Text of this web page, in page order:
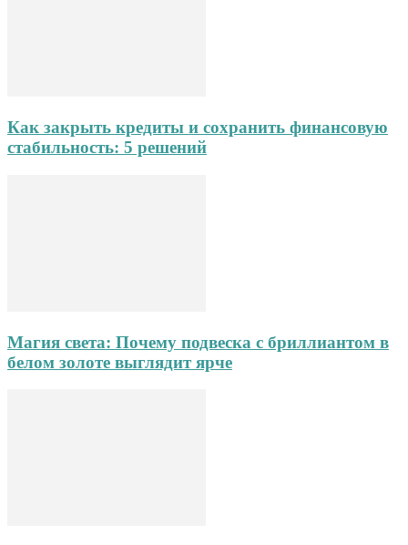
Как закрыть кредиты и сохранить финансовую
стабильность: 5 решений
Магия света: Почему подвеска с бриллиантом в
белом золоте выглядит ярче